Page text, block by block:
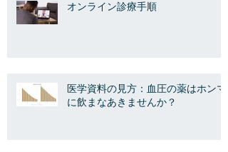
オンライン診療手順
医学資料の見方：血圧の薬はホンマ
に飲まなあきませんか？